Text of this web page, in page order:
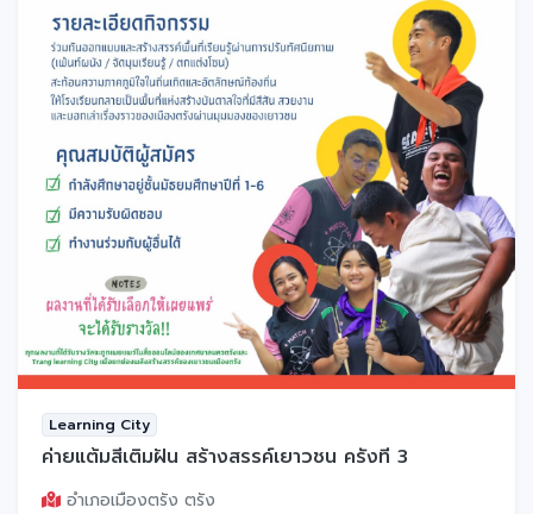
Learning City
ค่ายแต้มสีเติมฝัน สร้างสรรค์เยาวชน ครั้งที่ 3
อำเภอเมืองตรัง ตรัง